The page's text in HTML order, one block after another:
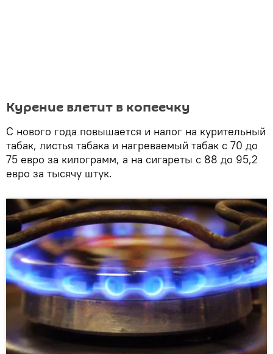
Курение влетит в копеечку
С нового года повышается и налог на курительный
табак, листья табака и нагреваемый табак с 70 до
75 евро за килограмм, а на сигареты с 88 до 95,2
евро за тысячу штук.